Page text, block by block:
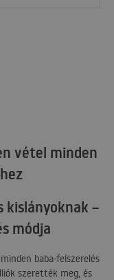
vétel minden
–
módja
baba-felszerelés
szerették meg, és